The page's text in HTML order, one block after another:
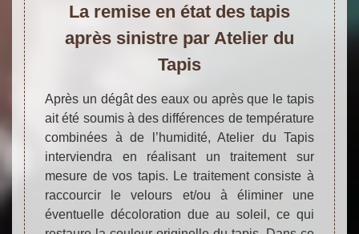
La remise en état des tapis
après sinistre par Atelier du
Tapis
Après un dégât des eaux ou après que le tapis
ait été soumis à des différences de température
combinées à de l’humidité, Atelier du Tapis
interviendra en réalisant un traitement sur
mesure de vos tapis. Le traitement consiste à
raccourcir le velours et/ou à éliminer une
éventuelle décoloration due au soleil, ce qui